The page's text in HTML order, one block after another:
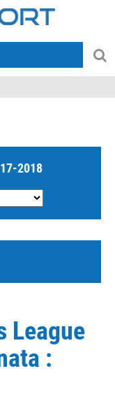
2018
League
: